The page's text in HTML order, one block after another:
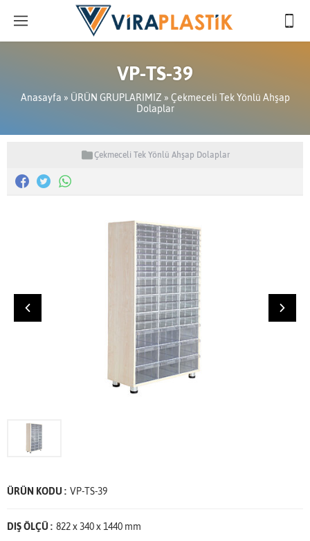
VP-TS-39
Anasayfa » ÜRÜN GRUPLARIMIZ » Çekmeceli Tek Yönlü Ahşap
Dolaplar
Çekmeceli Tek Yönlü Ahşap Dolaplar
ÜRÜN KODU : VP-TS-39
DIŞ ÖLÇÜ : 822 x 340 x 1440 mm